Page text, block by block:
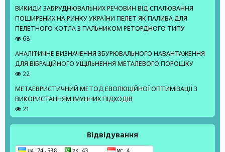
ВИКИДИ ЗАБРУДНЮВАЛЬНИХ РЕЧОВИН ВІД СПАЛЮВАННЯ
ПОШИРЕНИХ НА РИНКУ УКРАЇНИ ПЕЛЕТ ЯК ПАЛИВА ДЛЯ
ПЕЛЕТНОГО КОТЛА З ПАЛЬНИКОМ РЕТОРДНОГО ТИПУ
68
АНАЛІТИЧНЕ ВИЗНАЧЕННЯ ЗБУРЮВАЛЬНОГО НАВАНТАЖЕННЯ
ДЛЯ ВІБРАЦІЙНОГО УЩІЛЬНЕННЯ МЕТАЛЕВОГО ПОРОШКУ
22
МЕТАЕВРИСТИЧНИЙ МЕТОД ЕВОЛЮЦІЙНОЇ ОПТИМІЗАЦІЇ З
ВИКОРИСТАННЯМ ІМУННИХ ПІДХОДІВ
21
Відвідування